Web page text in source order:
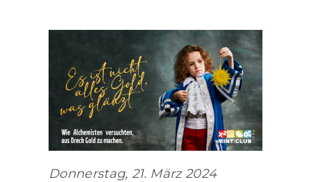
Donnerstag, 21. März 2024